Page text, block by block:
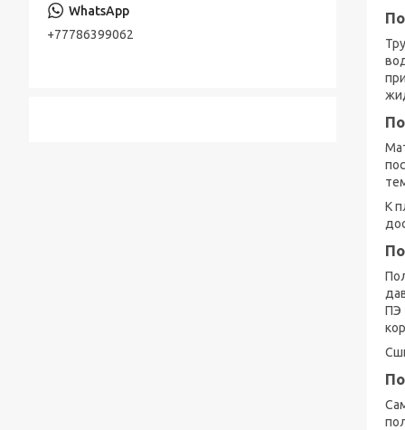
К
ПЭ
Стальная лента
Консольно-моноблочные насосы
Шестерённые насосы
+77786399062